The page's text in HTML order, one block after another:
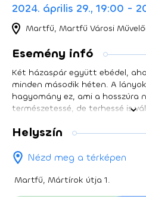
2024. április 29., 19:00 -
Martfű, Martfű Városi
Esemény infó
Két házaspár együtt ebédel,
minden második héten. A
hagyomány ez, ami a hosszúra
természetessé, de terhessé is
valami a levegőben. Egy
telefonokon: az államfő
Már megint mi lehet az?
előtt felvett nemzetnek intézett
Helyszín
Nézd meg a térképen
Martfű, Mártírok útja 1.